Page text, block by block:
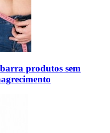
produtos sem